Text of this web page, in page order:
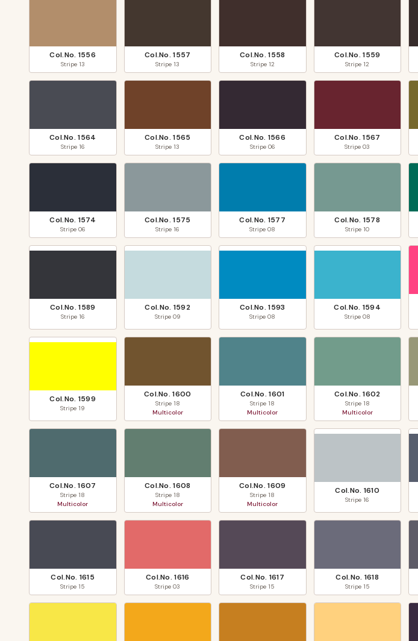
Col.No. 1556
Stripe 13
Col.No.1557
Stripe 13
Col.No.1558
Stripe 12
Col.No.1559
Stripe 12
Col.No.1564
Stripe 16
Col.No.1565
Stripe 13
Col.No. 1566
Stripe 06
Col.No.1567
Stripe03
Col.No. 1574
Stripe 06
Col.No.1575
Stripe 16
Col.No. 1577
Stripe08
Col.No. 1578
Stripe 10
Col.No.1589
Stripe 16
Col.No. 1592
Stripe 09
Col.No.1593
Stripe08
Col.No. 1594
Stripe 08
Col.No. 1599
Stripe 19
Col.No.1600
Stripe 18
Multicolor
Col.No.1601
Stripe 18
Multicolor
Col.No.1602
Stripe 18
Multicolor
Col.No.1607
Stripe 18
Multicolor
Col.No.1608
Stripe 18
Multicolor
Col.No.1609
Stripe 18
Multicolor
Col.No. 1610
Stripe 16
Col.No. 1615
Stripe 15
Col.No.1616
Stripe03
Col.No. 1617
Stripe 15
Col.No. 1618
Stripe 15